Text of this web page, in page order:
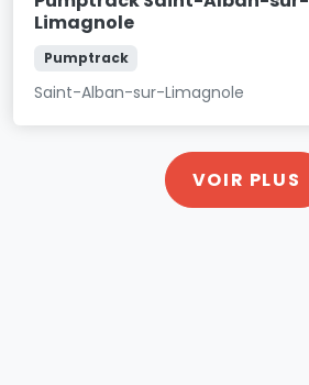
Limagnole
Pumptrack
Saint-Alban-sur-Limagnole
VOIR PLUS